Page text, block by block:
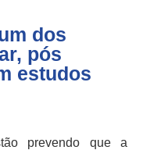
dos
pós
estudos
prevendo que a